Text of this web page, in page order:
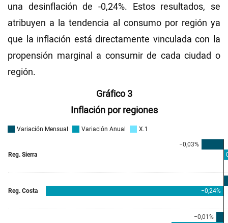
una desinflación de -0,24%. Estos resultados, se
atribuyen a la tendencia al consumo por región ya
que la inflación está directamente vinculada con la
propensión marginal a consumir de cada ciudad o
región.
Gráfico 3
Inflación por regiones